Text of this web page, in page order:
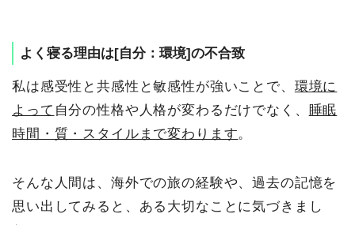
よく寝る理由は[自分：環境]の不合致
私は感受性と共感性と敏感性が強いことで、 環境に
よって 自分の性格や人格が変わるだけでなく、
睡眠
時間・質・スタイルまで変わります。
そんな人間は、海外での旅の経験や、過去の記憶を
思い出してみると、ある大切なことに気づきまし